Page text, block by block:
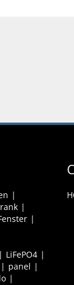
LiFePO4
panel